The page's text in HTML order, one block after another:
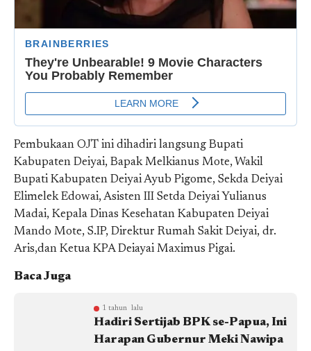
Pembukaan OJT ini dihadiri langsung Bupati
Kabupaten Deiyai, Bapak Melkianus Mote, Wakil
Bupati Kabupaten Deiyai Ayub Pigome, Sekda Deiyai
Elimelek Edowai, Asisten III Setda Deiyai Yulianus
Madai, Kepala Dinas Kesehatan Kabupaten Deiyai
Mando Mote, S.IP, Direktur Rumah Sakit Deiyai, dr.
Aris,dan Ketua KPA Deiayai Maximus Pigai.
Baca Juga
1 tahun lalu
Hadiri Sertijab BPK se-Papua, Ini
Harapan Gubernur Meki Nawipa